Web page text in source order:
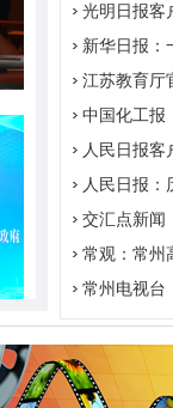
光明日报客
新华日报：
江苏教育厅
中国化工报
人民日报客
人民日报
交汇点新闻
常观：常州
常州电视台